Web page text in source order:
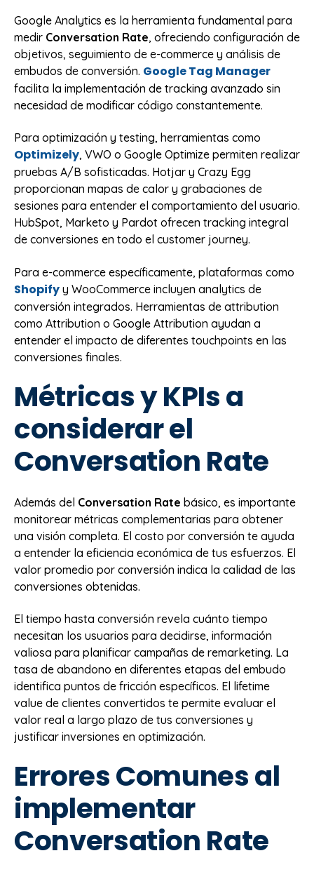
Google Analytics es la herramienta fundamental para
medir Conversation Rate, ofreciendo configuración de
objetivos, seguimiento de e-commerce y análisis de
embudos de conversión. Google Tag Manager
facilita la implementación de tracking avanzado sin
necesidad de modificar código constantemente.
Para optimización y testing, herramientas como
Optimizely, VWO o Google Optimize permiten realizar
pruebas A/B sofisticadas. Hotjar y Crazy Egg
proporcionan mapas de calor y grabaciones de
sesiones para entender el comportamiento del usuario.
HubSpot, Marketo y Pardot ofrecen tracking integral
de conversiones en todo el customer journey.
Para e-commerce específicamente, plataformas como
Shopify y WooCommerce incluyen analytics de
conversión integrados. Herramientas de attribution
como Attribution o Google Attribution ayudan a
entender el impacto de diferentes touchpoints en las
conversiones finales.
Métricas y KPIs a
considerar el
Conversation Rate
Además del Conversation Rate básico, es importante
monitorear métricas complementarias para obtener
una visión completa. El costo por conversión te ayuda
a entender la eficiencia económica de tus esfuerzos. El
valor promedio por conversión indica la calidad de las
conversiones obtenidas.
El tiempo hasta conversión revela cuánto tiempo
necesitan los usuarios para decidirse, información
valiosa para planificar campañas de remarketing. La
tasa de abandono en diferentes etapas del embudo
identifica puntos de fricción específicos. El lifetime
value de clientes convertidos te permite evaluar el
valor real a largo plazo de tus conversiones y
justificar inversiones en optimización.
Errores Comunes al
implementar
Conversation Rate